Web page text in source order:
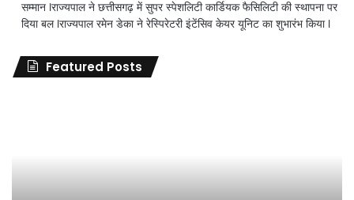
सम्मान lराज्यपाल ने छत्तीसगढ़ में सुपर स्पेशलिटी कार्डियक फैसिलिटी की स्थापना पर
दिया बल lराज्यपाल रमेन डेका ने रेस्पिरेटरी इंटेंसिव केयर यूनिट का शुभारंभ किया l
Featured Posts